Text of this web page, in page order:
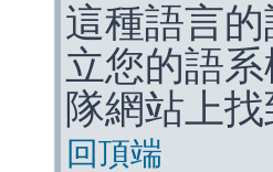
這種語言
立您的語
隊網站上
回頂端